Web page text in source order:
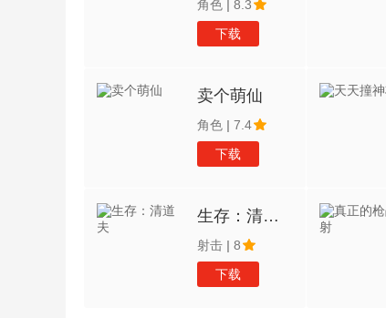
角色
8.3
下载
卖个萌仙
角色 | 7.4
下载
生存：清道夫
射击 | 8
下载